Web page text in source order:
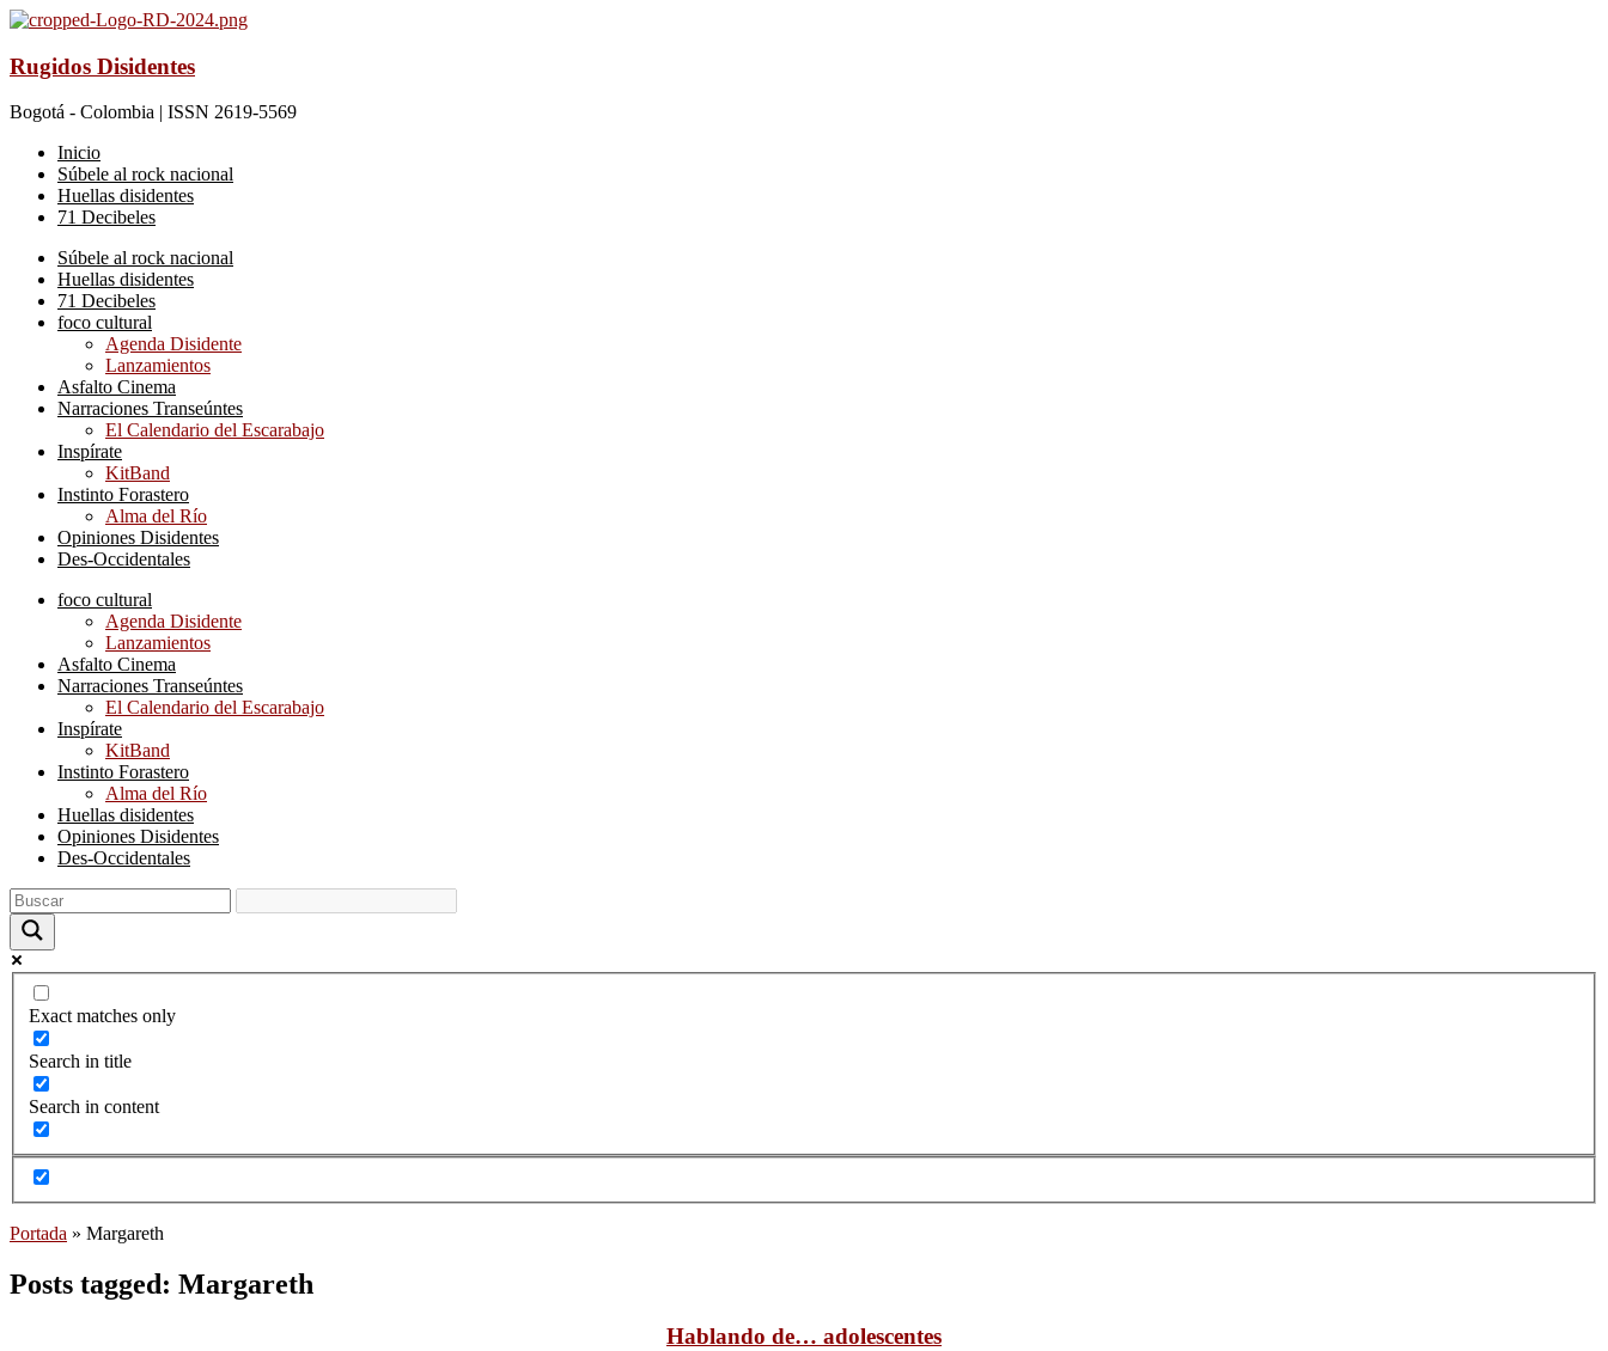
Rugidos Disidentes
Bogotá - Colombia | ISSN 2619-5569
Inicio
Súbele al rock nacional
Huellas disidentes
71 Decibeles
Súbele al rock nacional
Huellas disidentes
71 Decibeles
foco cultural
Agenda Disidente
Lanzamientos
Asfalto Cinema
Narraciones Transeúntes
El Calendario del Escarabajo
Inspírate
KitBand
Instinto Forastero
Alma del Río
Opiniones Disidentes
Des-Occidentales
foco cultural
Agenda Disidente
Lanzamientos
Asfalto Cinema
Narraciones Transeúntes
El Calendario del Escarabajo
Inspírate
KitBand
Instinto Forastero
Alma del Río
Huellas disidentes
Opiniones Disidentes
Des-Occidentales
Exact matches only
Search in title
Search in content
Portada » Margareth
Posts tagged: Margareth
Hablando de… adolescentes